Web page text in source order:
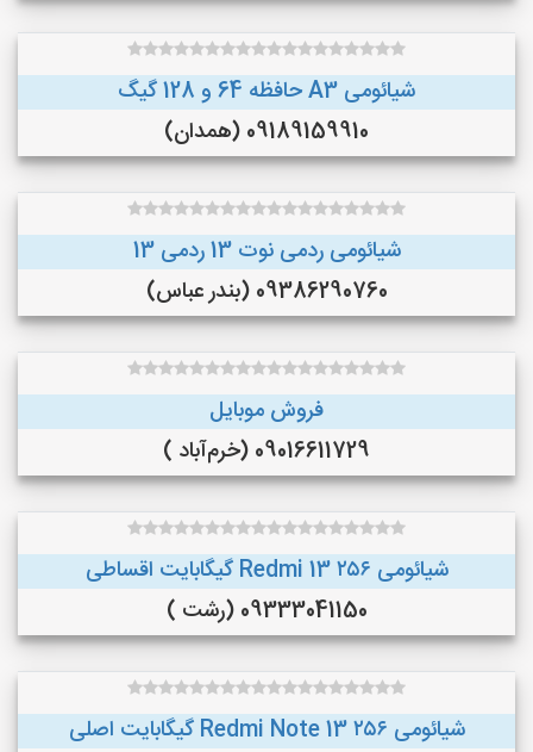
شیائومی A3 حافظه 64 و 128 گیگ
09189159910 (همدان)
شیائومی ردمی نوت 13 ردمی 13
09386290760 (بندر عباس)
فروش موبایل
09016611729 (خرم‌آباد )
شیائومی Redmi 13 ۲۵۶ گیگابایت اقساطی
09333041150 (رشت )
شیائومی Redmi Note 13 ۲۵۶ گیگابایت اصلی